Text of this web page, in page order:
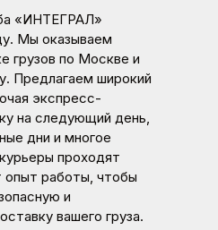
«ИНТЕГРАЛ»
Мы оказываем
грузов по Москве и
Предлагаем широкий
экспресс-
на следующий день,
дни и многое
проходят
работы, чтобы
и
вашего груза.